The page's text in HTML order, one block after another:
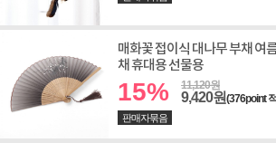
매화꽃 접이식 대나무 부채 여
채 휴대용 선물용
15% 11,120원
9,420원(376point
판매자묶음